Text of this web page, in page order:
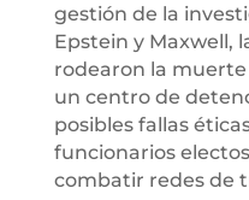
gestión de la
Epstein y Maxwell,
rodearon la muerte
un centro de
posibles fallas
funcionarios
combatir redes de